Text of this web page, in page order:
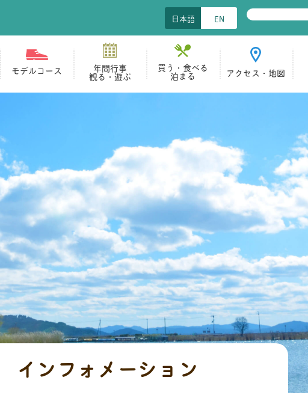
日本語 EN
モデルコース 年間行事
観る・遊ぶ
買う・食べる
泊まる アクセス・地図
インフォメーション